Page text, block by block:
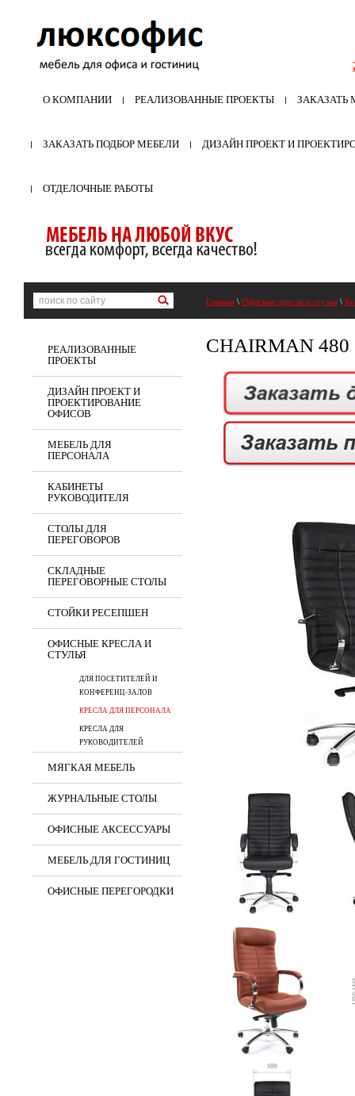
О КОМПАНИИ РЕАЛИЗОВАННЫЕ ПРОЕКТЫ ЗАКАЗАТЬ
ЗАКАЗАТЬ ПОДБОР МЕБЕЛИ ДИЗАЙН ПРОЕКТ И
ОТДЕЛОЧНЫЕ РАБОТЫ
Главная \ Офисные кресла и стулья \
CHAIRMAN 480
РЕАЛИЗОВАННЫЕ
ПРОЕКТЫ
ДИЗАЙН ПРОЕКТ И
ПРОЕКТИРОВАНИЕ
ОФИСОВ
МЕБЕЛЬ ДЛЯ
ПЕРСОНАЛА
КАБИНЕТЫ
РУКОВОДИТЕЛЯ
СТОЛЫ ДЛЯ
ПЕРЕГОВОРОВ
СКЛАДНЫЕ
ПЕРЕГОВОРНЫЕ СТОЛЫ
СТОЙКИ РЕСЕПШЕН
ОФИСНЫЕ КРЕСЛА И
СТУЛЬЯ
ДЛЯ ПОСЕТИТЕЛЕЙ И
КОНФЕРЕНЦ-ЗАЛОВ
КРЕСЛА ДЛЯ ПЕРСОНАЛА
КРЕСЛА ДЛЯ
РУКОВОДИТЕЛЕЙ
МЯГКАЯ МЕБЕЛЬ
ЖУРНАЛЬНЫЕ СТОЛЫ
ОФИСНЫЕ АКСЕССУАРЫ
МЕБЕЛЬ ДЛЯ ГОСТИНИЦ
ОФИСНЫЕ ПЕРЕГОРОДКИ